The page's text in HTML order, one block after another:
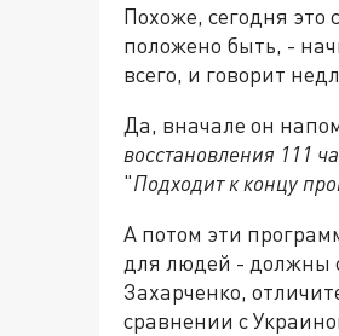
Похоже, сегодня это
положено быть, -
всего, и говорит
Да, вначале он
восстановления 111
"Подходит к концу
А потом эти
для людей - должны
Захарченко,
сравнении с